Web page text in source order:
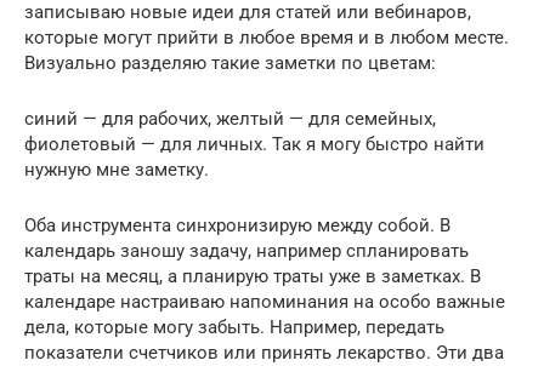
записываю новые идеи для статей или вебинаров,
которые могут прийти в любое время и в любом месте.
Визуально разделяю такие заметки по цветам:
синий — для рабочих, желтый — для семейных,
фиолетовый — для личных. Так я могу быстро найти
нужную мне заметку.
Оба инструмента синхронизирую между собой. В
календарь заношу задачу, например спланировать
траты на месяц, а планирую траты уже в заметках. В
календаре настраиваю напоминания на особо важные
дела, которые могу забыть. Например, передать
показатели счетчиков или принять лекарство. Эти два